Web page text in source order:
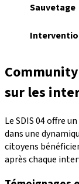
Sauvetage
sur les
Le SDIS 04 offre un
dans une
citoyens
après chaque